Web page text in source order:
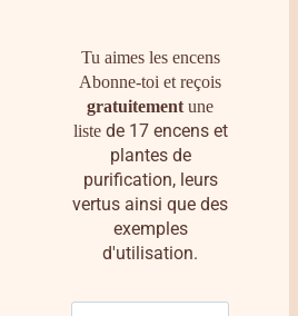
Tu aimes les encens
Abonne-toi et reçois
gratuitementune
liste de 17 encens et
plantes de
purification, leurs
vertus ainsi que des
exemples
d'utilisation.